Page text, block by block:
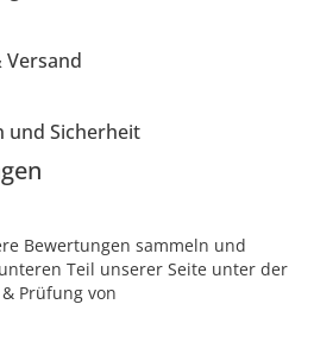
Versand
und Sicherheit
Bewertungen sammeln und
Teil unserer Seite unter der
Prüfung von